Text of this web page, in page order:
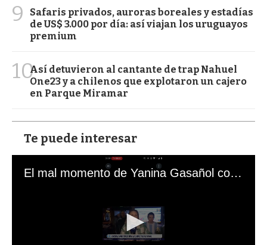
9
Safaris privados, auroras boreales y estadías
de US$ 3.000 por día: así viajan los uruguayos
premium
10Así detuvieron al cantante de trap Nahuel
One23 y a chilenos que explotaron un cajero
en Parque Miramar
Te puede interesar
El mal momento de Yanina Gasañol con un hincha argentino en "Subrayado"